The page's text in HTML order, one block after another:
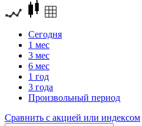
Сегодня
1 мес
3 мес
6 мес
1 год
3 года
Произвольный период
Сравнить с акцией или индексом